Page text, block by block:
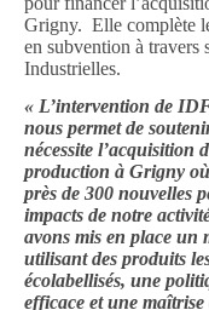
Grigny. Elle complète
en subvention à travers
Industrielles.
« L’intervention de
nous permet de
nécessite l’acquisition
production à Grigny
près de 300 nouvelles
impacts de notre
avons mis en place un
utilisant des produits
écolabellisés, une
efficace et une